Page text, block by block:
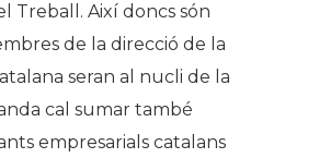
Treball. Així doncs són
de la direcció de la
seran al nucli de la
cal sumar també
empresarials catalans